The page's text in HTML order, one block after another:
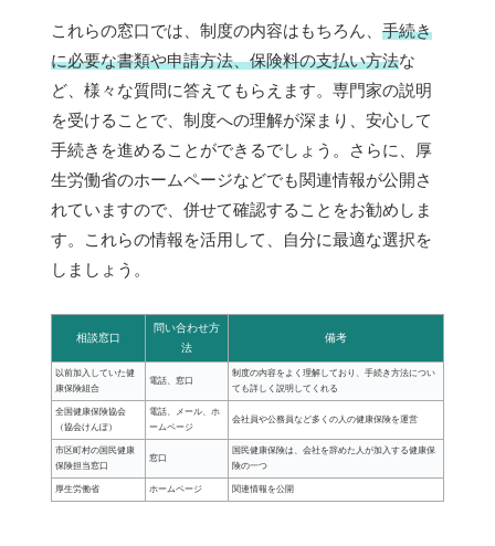
これらの窓口では、制度の内容はもちろん、 手続き
に必要な書類や申請方法、保険料の支払い方法な
ど、様々な質問に答えてもらえます。専門家の説明
を受けることで、制度への理解が深まり、安心して
手続きを進めることができるでしょう。さらに、厚
生労働省のホームページなどでも関連情報が公開さ
れていますので、併せて確認することをお勧めしま
す。これらの情報を活用して、自分に最適な選択を
しましょう。
相談窓口
問い合わせ方
法
備考
以前加入していた健
康保険組合
電話、窓口
制度の内容をよく理解しており、手続き方法につい
ても詳しく説明してくれる
全国健康保険協会
（協会けんぽ）
電話、メール、ホ
ームページ
会社員や公務員など多くの人の健康保険を運営
市区町村の国民健康
保険担当窓口
窓口
国民健康保険は、会社を辞めた人が加入する健康保
険の一つ
厚生労働省 ホームページ 関連情報を公開